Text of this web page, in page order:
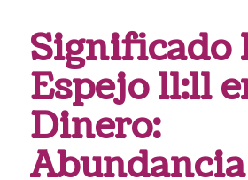
Significado
Espejo 11:11
Dinero: